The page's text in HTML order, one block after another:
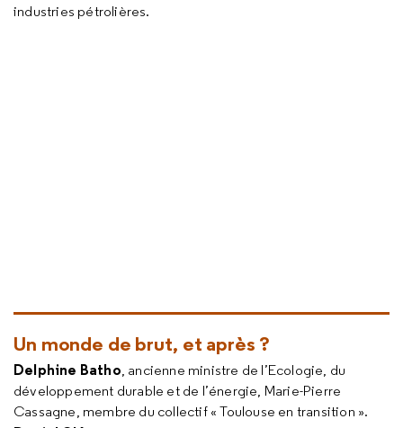
industries pétrolières.
Un monde de brut, et après ?
Delphine Batho, ancienne ministre de l’Ecologie, du
développement durable et de l’énergie, Marie-Pierre
Cassagne, membre du collectif « Toulouse en transition ».